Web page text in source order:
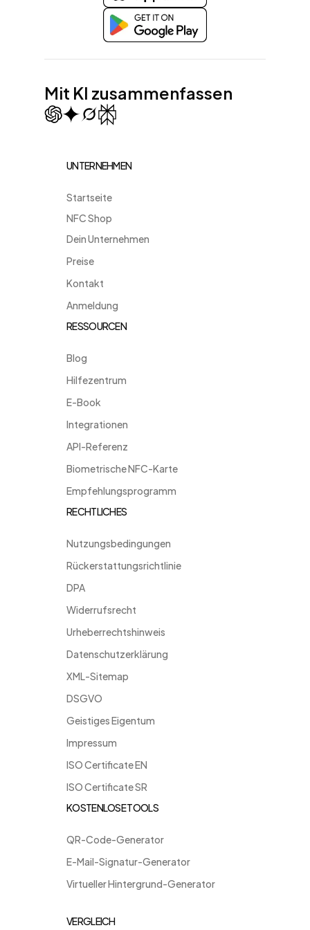
Mit KI zusammenfassen
UNTERNEHMEN
Startseite
NFC Shop
Dein Unternehmen
Preise
Kontakt
Anmeldung
RESSOURCEN
Blog
Hilfezentrum
E-Book
Integrationen
API-Referenz
Biometrische NFC-Karte
Empfehlungsprogramm
RECHTLICHES
Nutzungsbedingungen
Rückerstattungsrichtlinie
DPA
Widerrufsrecht
Urheberrechtshinweis
Datenschutzerklärung
XML-Sitemap
DSGVO
Geistiges Eigentum
Impressum
ISO Certificate EN
ISO Certificate SR
KOSTENLOSE TOOLS
QR-Code-Generator
E-Mail-Signatur-Generator
Virtueller Hintergrund-Generator
VERGLEICH